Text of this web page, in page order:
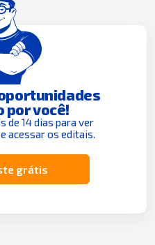
por você!
de 14 dias para ver
acessar os editais.
grátis